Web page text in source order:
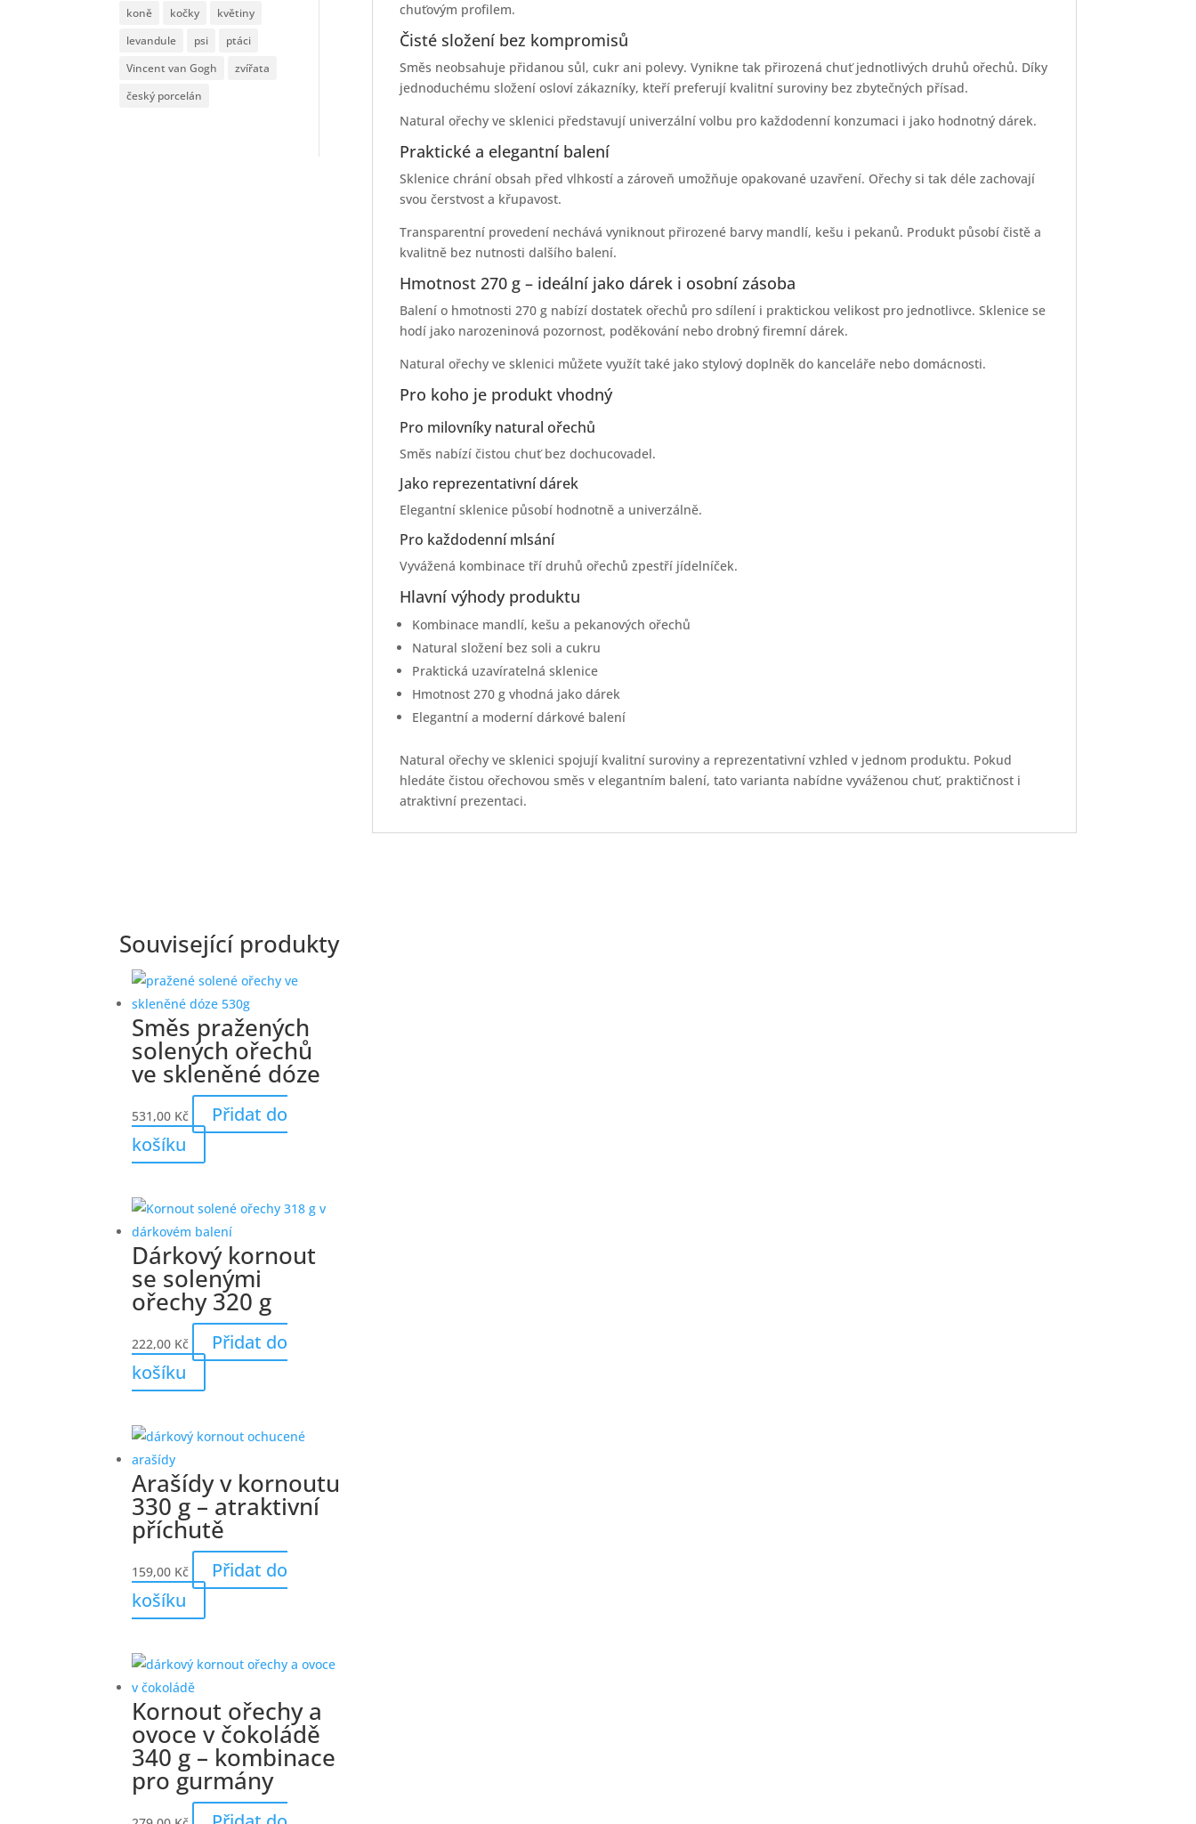
koně
kočky
květiny
levandule
psi
ptáci
Vincent van Gogh
zvířata
český porcelán
chuťovým profilem.
Čisté složení bez kompromisů
Směs neobsahuje přidanou sůl, cukr ani polevy. Vynikne tak přirozená chuť jednotlivých druhů ořechů. Díky
jednoduchému složení osloví zákazníky, kteří preferují kvalitní suroviny bez zbytečných přísad.
Natural ořechy ve sklenici představují univerzální volbu pro každodenní konzumaci i jako hodnotný dárek.
Praktické a elegantní balení
Sklenice chrání obsah před vlhkostí a zároveň umožňuje opakované uzavření. Ořechy si tak déle zachovají
svou čerstvost a křupavost.
Transparentní provedení nechává vyniknout přirozené barvy mandlí, kešu i pekanů. Produkt působí čistě a
kvalitně bez nutnosti dalšího balení.
Hmotnost 270 g – ideální jako dárek i osobní zásoba
Balení o hmotnosti 270 g nabízí dostatek ořechů pro sdílení i praktickou velikost pro jednotlivce. Sklenice se
hodí jako narozeninová pozornost, poděkování nebo drobný firemní dárek.
Natural ořechy ve sklenici můžete využít také jako stylový doplněk do kanceláře nebo domácnosti.
Pro koho je produkt vhodný
Pro milovníky natural ořechů
Směs nabízí čistou chuť bez dochucovadel.
Jako reprezentativní dárek
Elegantní sklenice působí hodnotně a univerzálně.
Pro každodenní mlsání
Vyvážená kombinace tří druhů ořechů zpestří jídelníček.
Hlavní výhody produktu
Kombinace mandlí, kešu a pekanových ořechů
Natural složení bez soli a cukru
Praktická uzavíratelná sklenice
Hmotnost 270 g vhodná jako dárek
Elegantní a moderní dárkové balení
Natural ořechy ve sklenici spojují kvalitní suroviny a reprezentativní vzhled v jednom produktu. Pokud
hledáte čistou ořechovou směs v elegantním balení, tato varianta nabídne vyváženou chuť, praktičnost i
atraktivní prezentaci.
Související produkty
Směs pražených
solených ořechů
ve skleněné dóze
531,00 Kč
Přidat do
košíku
Dárkový kornout
se solenými
ořechy 320 g
222,00 Kč
Přidat do
košíku
Arašídy v kornoutu
330 g – atraktivní
příchutě
159,00 Kč
Přidat do
košíku
Kornout ořechy a
ovoce v čokoládě
340 g – kombinace
pro gurmány